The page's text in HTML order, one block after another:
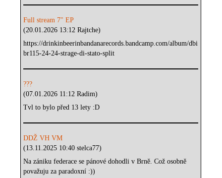
Full stream 7" EP
(20.01.2026 13:12 Rajtche)
https://drinkinbeerinbandanarecords.bandcamp.com/album/dbi
br115-24-24-strage-di-stato-split
???
(07.01.2026 11:12 Radim)
Tvl to bylo před 13 lety :D
DDŽ VH VM
(13.11.2025 10:40 stelca77)
Na zániku federace se pánové dohodli v Brně. Což osobně
považuju za paradoxní :))